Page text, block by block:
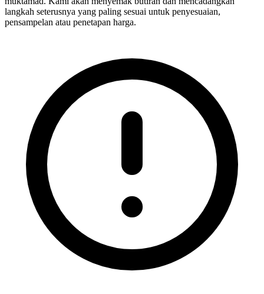
langkah seterusnya yang paling sesuai untuk penyesuaian,
pensampelan atau penetapan harga.